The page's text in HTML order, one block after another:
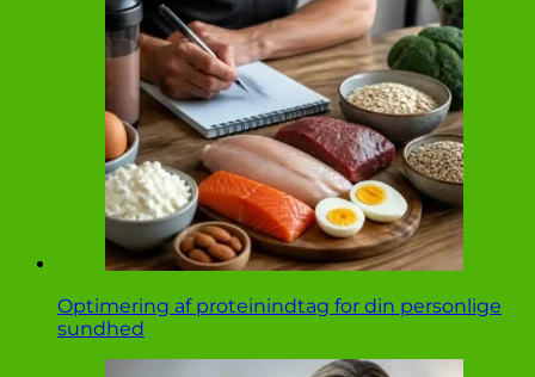
Optimering af proteinindtag for din personlige
sundhed